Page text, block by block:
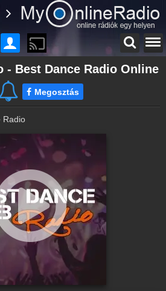
- Best Dance Radio Online
Megosztás
Radio